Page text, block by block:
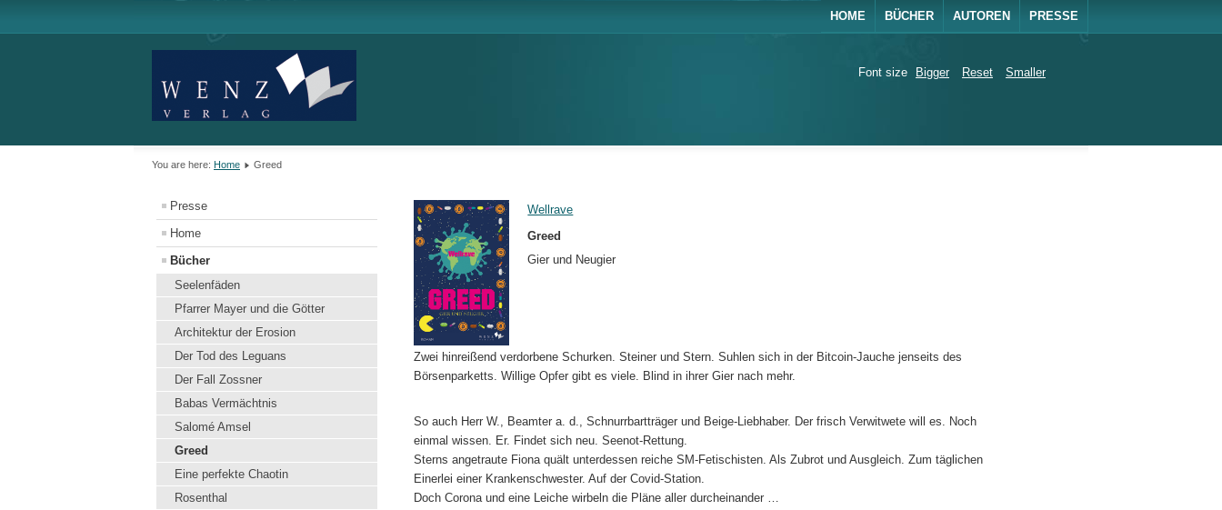
HOME BÜCHER AUTOREN PRESSE
Font size Bigger Reset Smaller
You are here: Home Greed
Presse
Home
Bücher
Seelenfäden
Pfarrer Mayer und die Götter
Architektur der Erosion
Der Tod des Leguans
Der Fall Zossner
Babas Vermächtnis
Salomé Amsel
Greed
Eine perfekte Chaotin
Rosenthal
Wellrave
Greed
Gier und Neugier
Zwei hinreißend verdorbene Schurken. Steiner und Stern. Suhlen sich in der Bitcoin-Jauche jenseits des
Börsenparketts. Willige Opfer gibt es viele. Blind in ihrer Gier nach mehr.
So auch Herr W., Beamter a. d., Schnurrbartträger und Beige-Liebhaber. Der frisch Verwitwete will es. Noch
einmal wissen. Er. Findet sich neu. Seenot-Rettung.
Sterns angetraute Fiona quält unterdessen reiche SM-Fetischisten. Als Zubrot und Ausgleich. Zum täglichen
Einerlei einer Krankenschwester. Auf der Covid-Station.
Doch Corona und eine Leiche wirbeln die Pläne aller durcheinander …